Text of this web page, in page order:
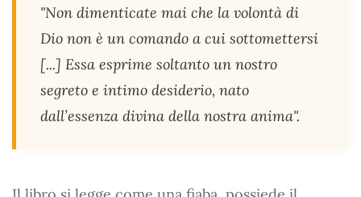
"Non dimenticate mai che la volontà di
Dio non è un comando a cui sottomettersi
[...] Essa esprime soltanto un nostro
segreto e intimo desiderio, nato
dall’essenza divina della nostra anima".